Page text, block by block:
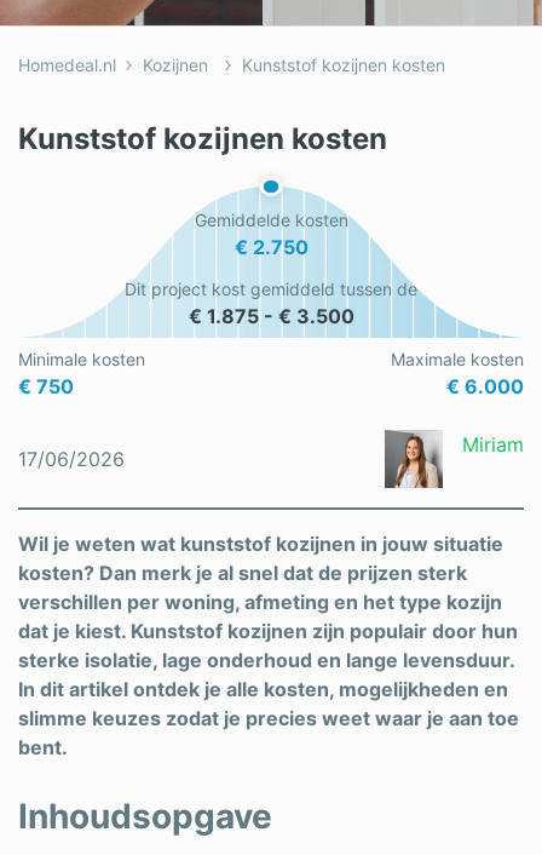
Zonnepanelen
Overige projecten
Homedeal.nl Kozijnen Kunststof kozijnen kosten
Kunststof kozijnen kosten
Minimale kosten
€ 750
Gemiddelde kosten
€ 2.750
Maximale kosten
€ 6.000
Dit project kost gemiddeld tussen de
€ 1.875 - € 3.500
17/06/2026
Miriam
Wil je weten wat kunststof kozijnen in jouw situatie
kosten? Dan merk je al snel dat de prijzen sterk
verschillen per woning, afmeting en het type kozijn
dat je kiest. Kunststof kozijnen zijn populair door hun
sterke isolatie, lage onderhoud en lange levensduur.
In dit artikel ontdek je alle kosten, mogelijkheden en
slimme keuzes zodat je precies weet waar je aan toe
bent.
Inhoudsopgave